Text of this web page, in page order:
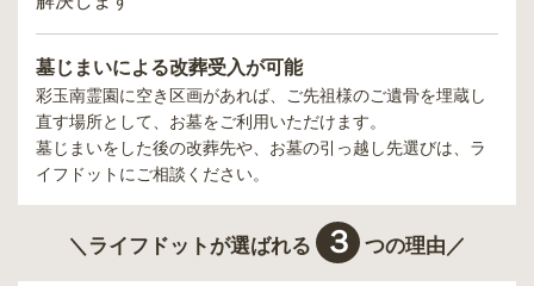
墓じまいによる改葬受入が可能
彩玉南霊園に空き区画があれば、ご先祖様のご遺骨を埋蔵し
直す場所として、お墓をご利用いただけます。
墓じまいをした後の改葬先や、お墓の引っ越し先選びは、ラ
イフドットにご相談ください。
＼ライフドットが選ばれる ３ つの理由／